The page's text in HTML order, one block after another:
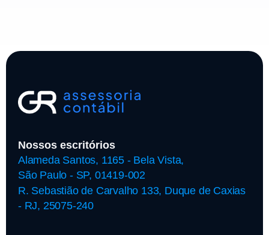
Nossos escritórios
Alameda Santos, 1165 - Bela Vista,
São Paulo - SP, 01419-002
R. Sebastião de Carvalho 133, Duque de Caxias
- RJ, 25075-240